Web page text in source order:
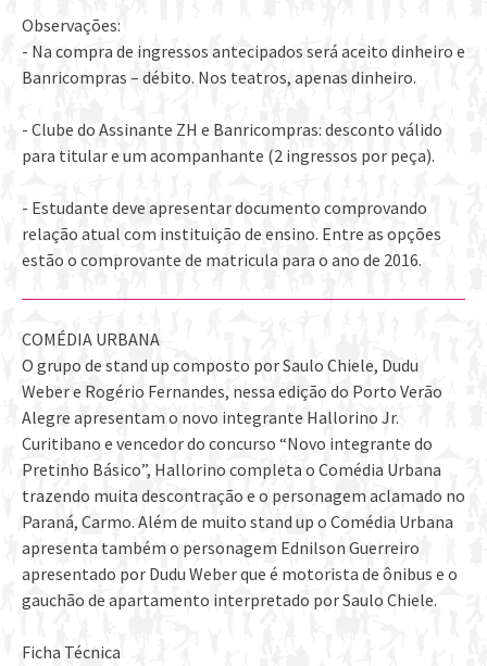
Observações:
- Na compra de ingressos antecipados será aceito dinheiro e
Banricompras – débito. Nos teatros, apenas dinheiro.
- Clube do Assinante ZH e Banricompras: desconto válido
para titular e um acompanhante (2 ingressos por peça).
- Estudante deve apresentar documento comprovando
relação atual com instituição de ensino. Entre as opções
estão o comprovante de matricula para o ano de 2016.
COMÉDIA URBANA
O grupo de stand up composto por Saulo Chiele, Dudu
Weber e Rogério Fernandes, nessa edição do Porto Verão
Alegre apresentam o novo integrante Hallorino Jr.
Curitibano e vencedor do concurso “Novo integrante do
Pretinho Básico”, Hallorino completa o Comédia Urbana
trazendo muita descontração e o personagem aclamado no
Paraná, Carmo. Além de muito stand up o Comédia Urbana
apresenta também o personagem Ednilson Guerreiro
apresentado por Dudu Weber que é motorista de ônibus e o
gauchão de apartamento interpretado por Saulo Chiele.
Ficha Técnica